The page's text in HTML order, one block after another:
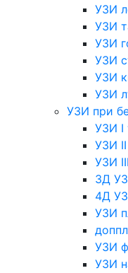
УЗИ
УЗИ
УЗИ
УЗИ
УЗИ
УЗИ
УЗИ при
УЗИ I
УЗИ
УЗИ
3Д
4Д
УЗИ
УЗИ
УЗИ